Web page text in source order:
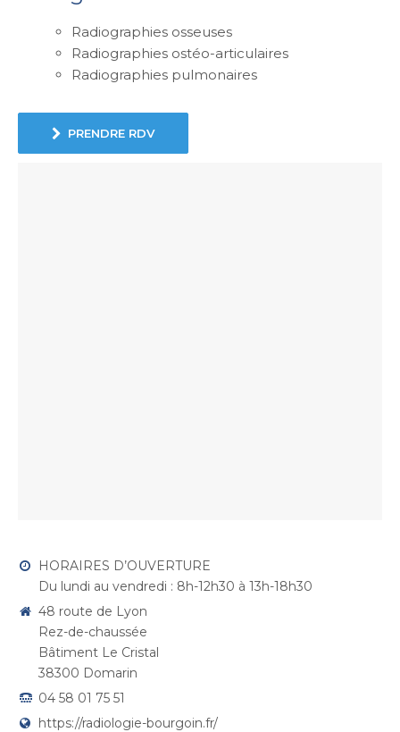
Radiographies osseuses
Radiographies ostéo-articulaires
Radiographies pulmonaires
PRENDRE RDV
HORAIRES D’OUVERTURE
Du lundi au vendredi : 8h-12h30 à 13h-18h30
48 route de Lyon
Rez-de-chaussée
Bâtiment Le Cristal
38300 Domarin
04 58 01 75 51
https://radiologie-bourgoin.fr/